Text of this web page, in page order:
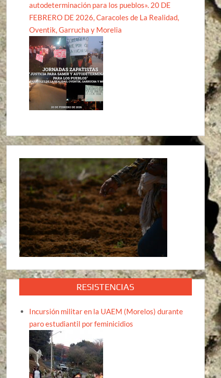
autodeterminación para los pueblos». 20 DE
FEBRERO DE 2026, Caracoles de La Realidad,
Oventik, Garrucha y Morelia
RESISTENCIAS
Incursión militar en la UAEM (Morelos) durante
paro estudiantil por feminicidios